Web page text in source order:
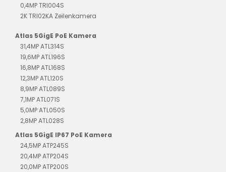
0,4MP TRI004S
2K TRI02KA Zeilenkamera
Atlas 5GigE PoE Kamera
31,4MP ATL314S
19,6MP ATL196S
16,8MP ATL168S
12,3MP ATL120S
8,9MP ATL089S
7,1MP ATL071S
5,0MP ATL050S
2,8MP ATL028S
Atlas 5GigE IP67 PoE Kamera
24,5MP ATP245S
20,4MP ATP204S
20,0MP ATP200S